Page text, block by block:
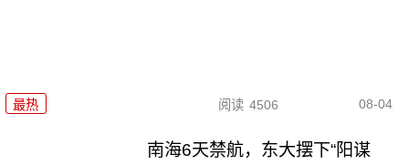
最热 阅读 4506 08-04
南海6天禁航，东大摆下“阳谋